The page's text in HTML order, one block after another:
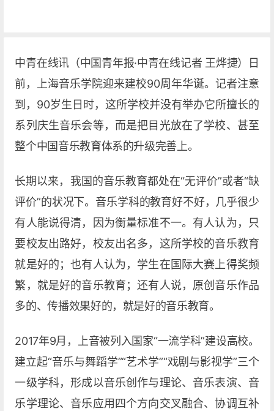
中青在线讯（中国青年报·中青在线记者 王烨捷）日
前，上海音乐学院迎来建校90周年华诞。记者注意
到，90岁生日时，这所学校并没有举办它所擅长的
系列庆生音乐会等，而是把目光放在了学校、甚至
整个中国音乐教育体系的升级完善上。
长期以来，我国的音乐教育都处在“无评价”或者“缺
评价”的状况下。音乐学科的教育好不好，几乎很少
有人能说得清，因为衡量标准不一。有人认为，只
要校友出路好，校友出名多，这所学校的音乐教育
就是好的；也有人认为，学生在国际大赛上得奖频
繁，就是好的音乐教育；还有人说，原创音乐作品
多的、传播效果好的，就是好的音乐教育。
2017年9月，上音被列入国家“一流学科”建设高校。
建立起“音乐与舞蹈学”“艺术学”“戏剧与影视学”三个
一级学科，形成以音乐创作与理论、音乐表演、音
乐学理论、音乐应用四个方向交叉融合、协调互补